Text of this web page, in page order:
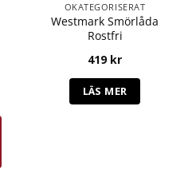
7 Delar - Glas mängd
OKATEGORISERAT
Westmark Smörlåda
Rostfri
419 kr
LÄS MER